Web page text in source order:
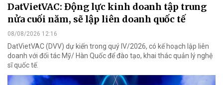
DatVietVAC: Động lực kinh doanh tập trung
nửa cuối năm, sẽ lập liên doanh quốc tế
08/08/2026 12:16
DatVietVAC (DVV) dự kiến trong quý IV/2026, có kế hoạch lập liên
doanh với đối tác Mỹ/ Hàn Quốc để đào tạo, khai thác quản lý nghệ
sĩ quốc tế.